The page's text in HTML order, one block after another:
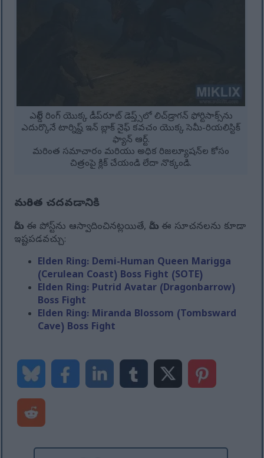
ఎల్డెన్ రింగ్ యొక్క డీప్‌రూట్ డెప్త్స్‌లో లిచ్‌డ్రాగన్ ఫోర్టిసాక్స్‌ను
ఎదుర్కొనే టార్నిష్డ్ ఇన్ బ్లాక్ నైఫ్ కవచం యొక్క సెమీ-రియలిస్టిక్
ఫ్యాన్ ఆర్ట్.
మరింత సమాచారం మరియు అధిక రిజల్యూషన్‌ల కోసం
చిత్రంపై క్లిక్ చేయండి లేదా నొక్కండి.
మరింత చదవడానికి
మీరు ఈ పోస్ట్‌ను ఆస్వాదించినట్లయితే, మీరు ఈ సూచనలను కూడా
ఇష్టపడవచ్చు:
Elden Ring: Demi-Human Queen Marigga
(Cerulean Coast) Boss Fight (SOTE)
Elden Ring: Putrid Avatar (Dragonbarrow)
Boss Fight
Elden Ring: Miranda Blossom (Tombsward
Cave) Boss Fight